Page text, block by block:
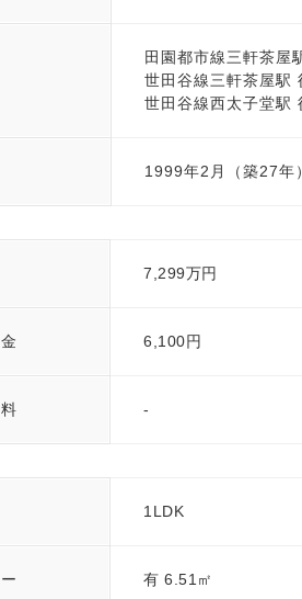
田園都市線三軒茶屋
世田谷線三軒茶屋駅
世田谷線西太子堂駅
1999年2月（築27年）
7,299万円
6,100円
-
1LDK
有 6.51㎡